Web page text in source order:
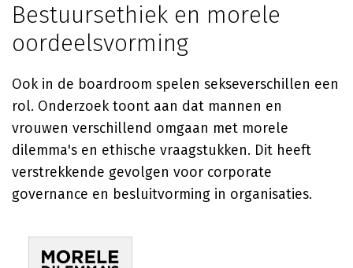
Bestuursethiek en morele
oordeelsvorming
Ook in de boardroom spelen sekseverschillen een
rol. Onderzoek toont aan dat mannen en
vrouwen verschillend omgaan met morele
dilemma's en ethische vraagstukken. Dit heeft
verstrekkende gevolgen voor corporate
governance en besluitvorming in organisaties.